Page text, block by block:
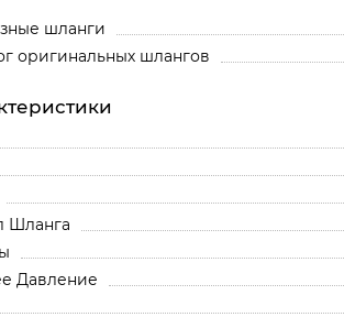
шланги
оригинальных шлангов
Шланга
Давление